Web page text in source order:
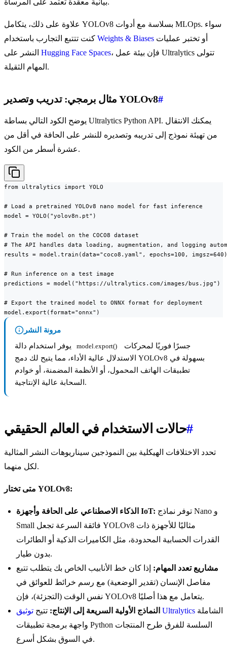
بيانية معقدة تعتمد على المرساة.
علاوة على ذلك، يتكامل YOLOv8 بسلاسة مع أدوات MLOps. سواء
Weights & Biases
Hugging Face Spaces، فإن بيئة عمل Ultralytics تتولى
المهام الثقيلة.
مثال برمجي: تدريب وتصدير YOLOv8#
يوضح الكود التالي بساطة Ultralytics Python API. يمكنك الانتقال
من تهيئة نموذج إلى تدريبه وتصديره للنشر على الحافة في أقل من
عشرة أسطر من الكود.
from ultralytics import YOLO
# Load a pretrained YOLOv8 nano model for fast inference
model = YOLO("yolov8n.pt")
# Train the model on the COCO8 dataset
# The API handles data loading, augmentation, and logging
results = model.train(data="coco8.yaml", epochs=100, imgsz=640)
# Run inference on a test image
predictions = model("https://ultralytics.com/images/bus.jpg")
# Export the trained model to ONNX format for deployment
model.export(format="onnx")
مرونة النشر
model.export()
الاستدلال عالية الأداء، مما يتيح لك دمج YOLOv8 بسهولة في
تطبيقات الهاتف المحمول، أو الأنظمة المضمنة، أو خوادم
السحابة عالية الإنتاجية.
حالات الاستخدام في العالم الحقيقي#
تحدد الاختلافات الهيكلية بين النموذجين سيناريوهات النشر المثالية
لكل منهما.
متى تختار YOLOv8:
الذكاء الاصطناعي على الحافة وأجهزة IoT:
Small فائقة السرعة تجعل YOLOv8 مثاليًا للأجهزة ذات
القدرات الحسابية المحدودة، مثل الكاميرات الذكية أو الطائرات
بدون طيار.
مشاريع تعدد المهام: إذا كان خط الأنابيب الخاص بك يتطلب تتبع
مفاصل الإنسان (تقدير الوضعية) مع رسم خرائط للعوائق في
نفس الوقت (التجزئة)، فإن YOLOv8 يتعامل مع هذا أصليًا.
النماذج الأولية السريعة إلى الإنتاج: تتيح توثيق Ultralytics
واجهة برمجة تطبيقات Python السلسة للفرق طرح المنتجات
في السوق بشكل أسرع.